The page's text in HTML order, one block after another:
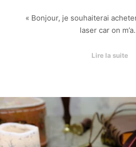
« Bonjour, je souhaiterai
laser car on
Lire la suite